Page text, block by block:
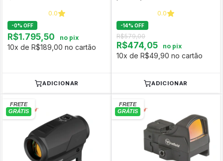
0.0
-0% OFF
R$1.795,50 no pix
10x de R$189,00 no cartão
ADICIONAR
0.0
-14% OFF
R$579,00
R$474,05 no pix
10x de R$49,90 no cartão
ADICIONAR